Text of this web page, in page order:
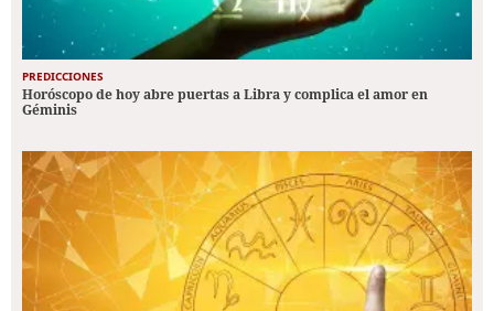
PREDICCIONES
Horóscopo de hoy abre puertas a Libra y complica el amor en
Géminis